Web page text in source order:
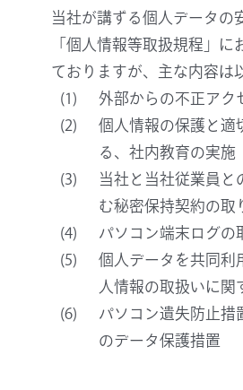
当社が講ずる個人データの
「個人情報等取扱規程」に
ておりますが、主な内容は
外部からの不正アク
個人情報の保護と適
る、社内教育の実施
当社と当社従業員と
む秘密保持契約の取
パソコン端末ログの
個人データを共同利
人情報の取扱いに関
パソコン遺失防止措
のデータ保護措置